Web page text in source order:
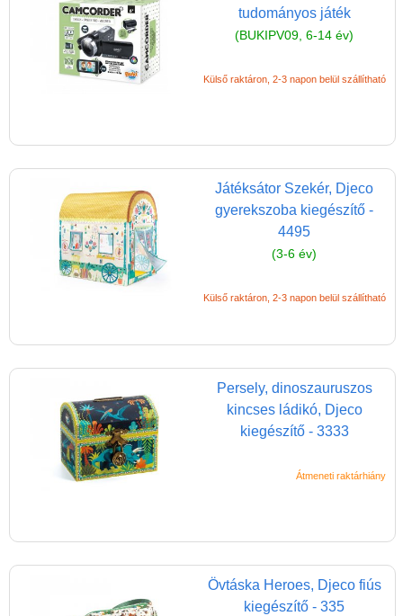
tudományos játék
(BUKIPV09, 6-14 év)
Külső raktáron, 2-3 napon belül szállítható
Játéksátor Szekér, Djeco
gyerekszoba kiegészítő -
4495
(3-6 év)
Külső raktáron, 2-3 napon belül szállítható
Persely, dinoszauruszos
kincses ládikó, Djeco
kiegészítő - 3333
Átmeneti raktárhiány
Övtáska Heroes, Djeco fiús
kiegészítő - 335